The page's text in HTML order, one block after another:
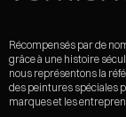
Récompensés par de
grâce à une histoire
nous représentons la
des peintures spéciales
marques et les